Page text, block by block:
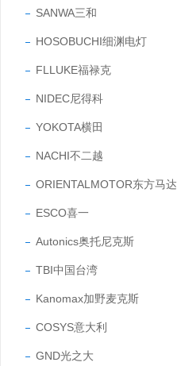
SANWA三和
HOSOBUCHI细渊电灯
FLLUKE福禄克
NIDEC尼得科
YOKOTA横田
NACHI不二越
ORIENTALMOTOR东方马达
ESCO喜一
Autonics奥托尼克斯
TBI中国台湾
Kanomax加野麦克斯
COSYS意大利
GND光之大